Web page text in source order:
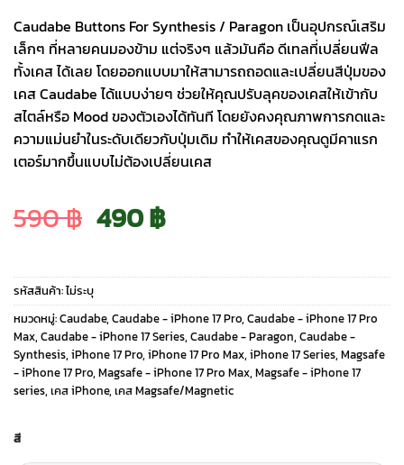
Caudabe Buttons For Synthesis / Paragon เป็นอุปกรณ์เสริม
เล็กๆ ที่หลายคนมองข้าม แต่จริงๆ แล้วมันคือ ดีเทลที่เปลี่ยนฟีล
ทั้งเคส ได้เลย โดยออกแบบมาให้สามารถถอดและเปลี่ยนสีปุ่มของ
เคส Caudabe ได้แบบง่ายๆ ช่วยให้คุณปรับลุคของเคสให้เข้ากับ
สไตล์หรือ Mood ของตัวเองได้ทันที โดยยังคงคุณภาพการกดและ
ความแม่นยำในระดับเดียวกับปุ่มเดิม ทำให้เคสของคุณดูมีคาแรก
เตอร์มากขึ้นแบบไม่ต้องเปลี่ยนเคส
590฿ Original
price
was:
590 ฿.
490฿Current
price
is:
490 ฿.
รหัสสินค้า:ไม่ระบุ
หมวดหมู่:Caudabe, Caudabe - iPhone 17 Pro, Caudabe - iPhone 17 Pro
Max, Caudabe - iPhone 17 Series, Caudabe - Paragon, Caudabe -
Synthesis, iPhone 17 Pro, iPhone 17 Pro Max, iPhone 17 Series, Magsafe
- iPhone 17 Pro, Magsafe - iPhone 17 Pro Max, Magsafe - iPhone 17
series, เคส iPhone, เคส Magsafe/Magnetic
สี